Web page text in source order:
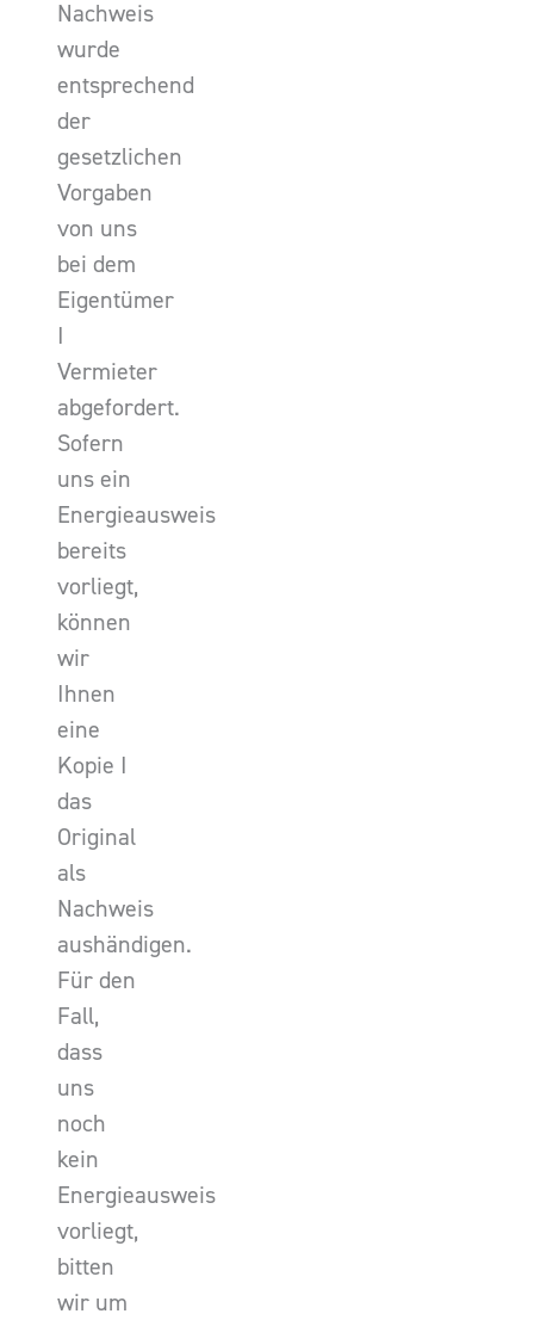
Nachweis
wurde
entsprechend
der
gesetzlichen
Vorgaben
von uns
bei dem
Eigentümer
I
Vermieter
abgefordert.
Sofern
uns ein
Energieausweis
bereits
vorliegt,
können
wir
Ihnen
eine
Kopie I
das
Original
als
Nachweis
aushändigen.
Für den
Fall,
dass
uns
noch
kein
Energieausweis
vorliegt,
bitten
wir um